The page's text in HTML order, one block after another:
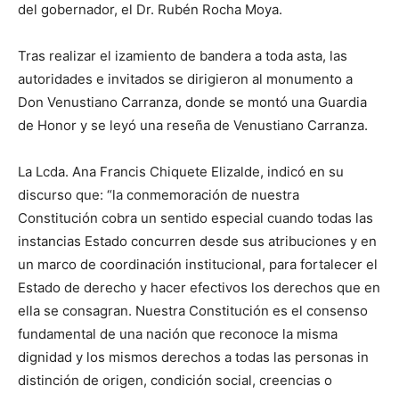
del gobernador, el Dr. Rubén Rocha Moya.
Tras realizar el izamiento de bandera a toda asta, las
autoridades e invitados se dirigieron al monumento a
Don Venustiano Carranza, donde se montó una Guardia
de Honor y se leyó una reseña de Venustiano Carranza.
La Lcda. Ana Francis Chiquete Elizalde, indicó en su
discurso que: “la conmemoración de nuestra
Constitución cobra un sentido especial cuando todas las
instancias Estado concurren desde sus atribuciones y en
un marco de coordinación institucional, para fortalecer el
Estado de derecho y hacer efectivos los derechos que en
ella se consagran. Nuestra Constitución es el consenso
fundamental de una nación que reconoce la misma
dignidad y los mismos derechos a todas las personas in
distinción de origen, condición social, creencias o